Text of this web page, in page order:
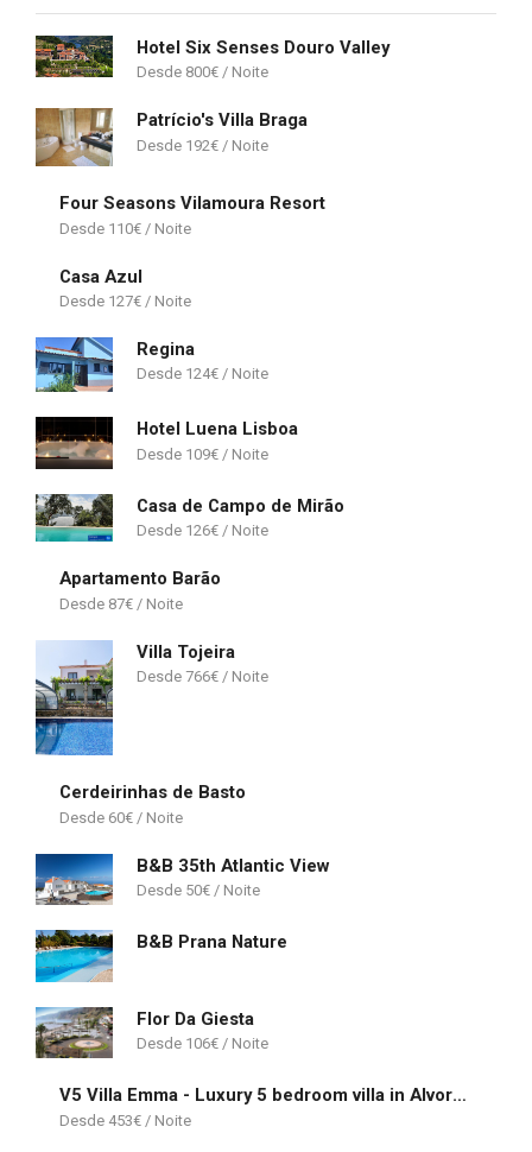
Hotel Six Senses Douro Valley
800€
Patrício's Villa Braga
192€
Four Seasons Vilamoura Resort
110€
Casa Azul
127€
Regina
124€
Hotel Luena Lisboa
109€
Casa de Campo de Mirão
126€
Apartamento Barão
87€
Villa Tojeira
766€
Cerdeirinhas de Basto
60€
B&B 35th Atlantic View
50€
B&B Prana Nature
Flor Da Giesta
106€
V5 Villa Emma - Luxury 5 bedroom villa in Alvor with private Pool and Jacuzzi
453€